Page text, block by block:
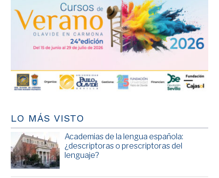
LO MÁS VISTO
Academias de la lengua española:
¿descriptoras o prescriptoras del
lenguaje?